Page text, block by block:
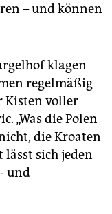
– und können
klagen
regelmäßig
Kisten voller
„Was die Polen
die Kroaten
sich jeden
und